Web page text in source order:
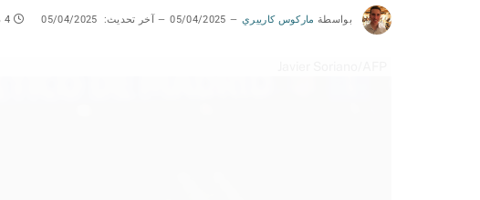
بواسطة ماركوس كارييري 05/04/2025 آخر تحديث: 05/04/2025 4 دقائق